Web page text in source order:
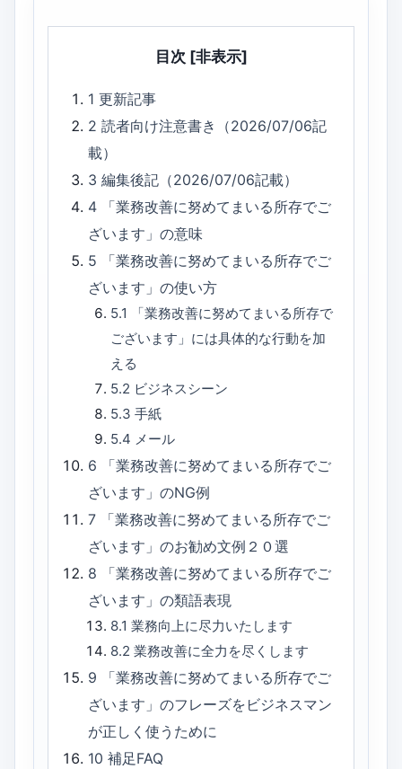
目次 [非表示]
1更新記事
2読者向け注意書き（2026/07/06記
載）
3編集後記（2026/07/06記載）
4
「業務改善に努めてまいる所存でご
ざいます」の意味
5
「業務改善に努めてまいる所存でご
ざいます」の使い方
5.1
「業務改善に努めてまいる所存で
ございます」には具体的な行動を加
える
5.2 ビジネスシーン
5.3 手紙
5.4 メール
6
「業務改善に努めてまいる所存でご
ざいます」のNG例
7
「業務改善に努めてまいる所存でご
ざいます」のお勧め文例２０選
8
「業務改善に努めてまいる所存でご
ざいます」の類語表現
8.1 業務向上に尽力いたします
8.2 業務改善に全力を尽くします
9
「業務改善に努めてまいる所存でご
ざいます」のフレーズをビジネスマン
が正しく使うために
10補足FAQ